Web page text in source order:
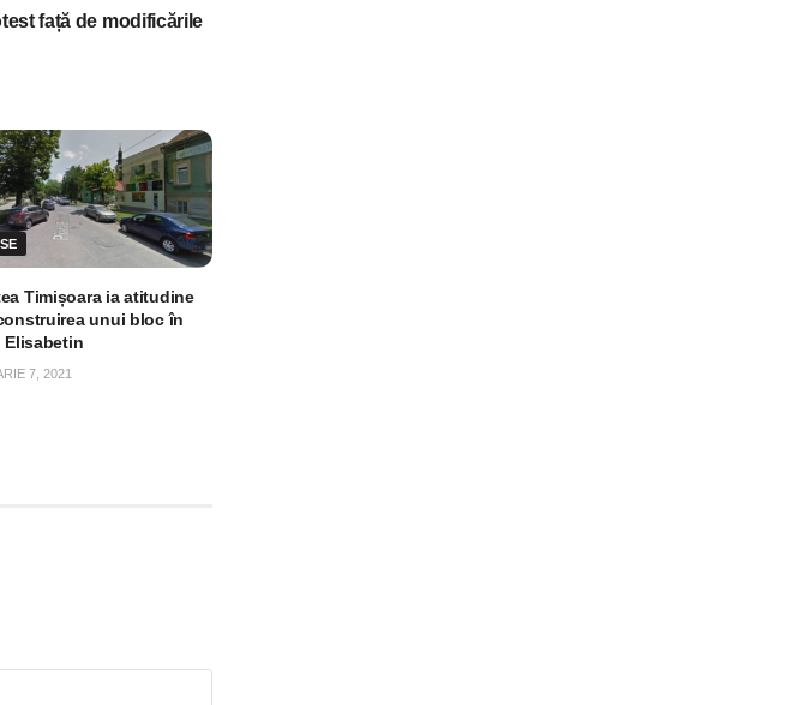
față de modificările
Timișoara ia atitudine
unui bloc în
Elisabetin
7, 2021